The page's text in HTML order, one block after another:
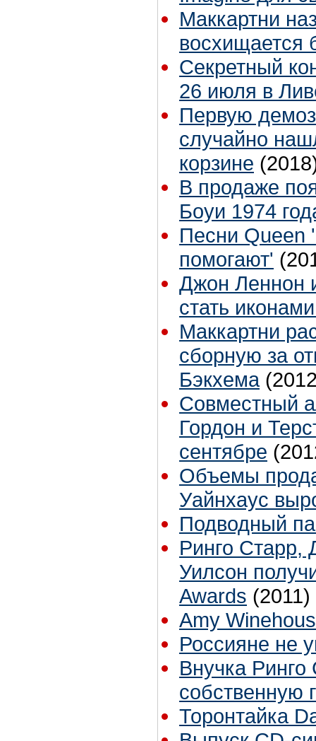
Маккартни
восхищается
Секретный
26 июля в
Первую
случайно
корзине
В продаже
Боуи 1974
Песни Queen
помогают'
Джон Леннон
стать
Маккартни
сборную за
Бэкхема
Совместный
Гордон и
сентябре
Объемы
Уайнхаус
Подводный
Ринго Старр,
Уилсон
Awards (2011)
Amy
Россияне не
Внучка Ринго
собственную
Торонтайка